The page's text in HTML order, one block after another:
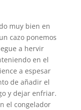
muy bien en
cazo ponemos
a hervir
en el
a espesar
de añadir el
y dejar enfriar.
el congelador